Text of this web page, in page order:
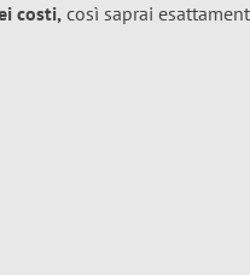
costi, così saprai